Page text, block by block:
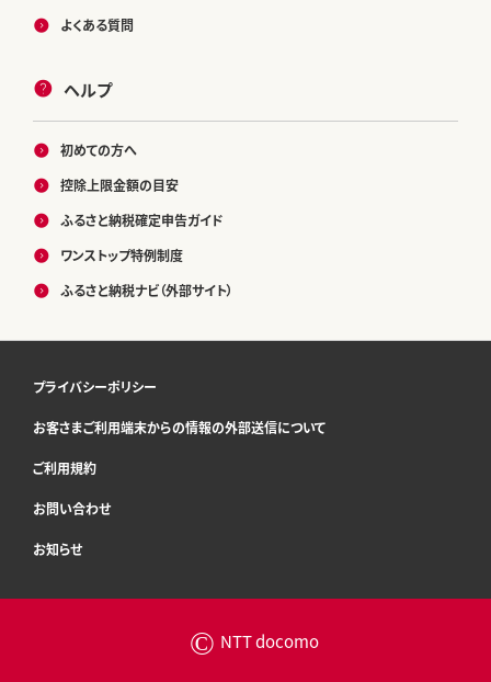
よくある質問
ヘルプ
初めての方へ
控除上限金額の目安
ふるさと納税確定申告ガイド
ワンストップ特例制度
ふるさと納税ナビ（外部サイト）
プライバシーポリシー
お客さまご利用端末からの情報の外部送信について
ご利用規約
お問い合わせ
お知らせ
© NTT docomo